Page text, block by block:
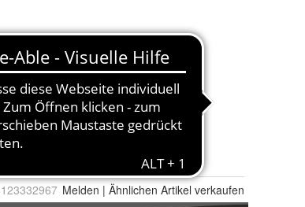
Melden | Ähnlichen Artikel verkaufen